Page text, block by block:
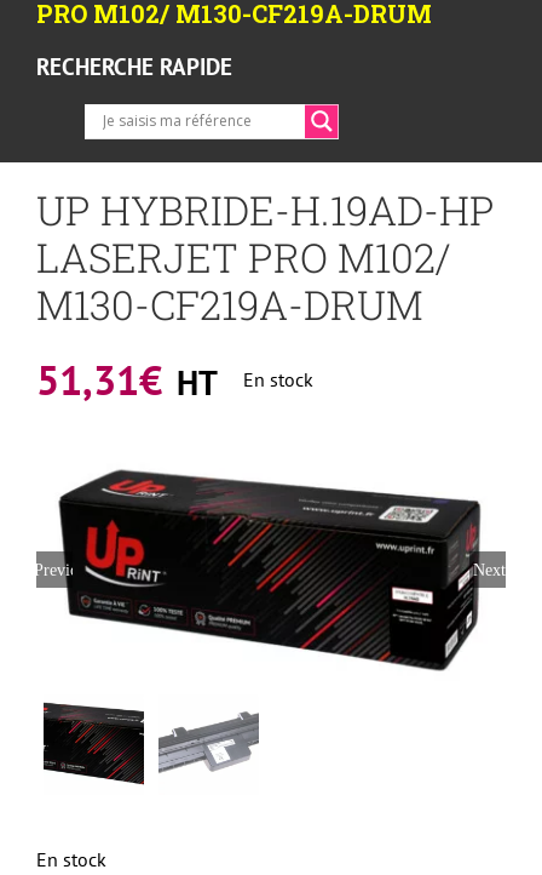
PRO M102/ M130-CF219A-DRUM
RECHERCHE RAPIDE
UP HYBRIDE-H.19AD-HP
LASERJET PRO M102/
M130-CF219A-DRUM
51,31€ HT En stock
Previous Next
En stock